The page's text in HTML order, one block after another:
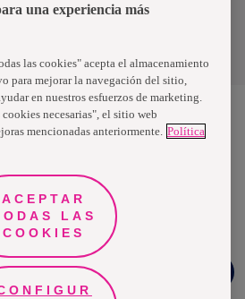
privacidad de datos
- una compañía global líder en
millones de personas, en todo el
por el bienestar en beneficio de
clientes y la sociedad en
150 países bajo las
TENA y Tork, así como otras marcas
Knix, Leukoplast, Libero, Libresse,
Saba, Tempo, TOM Organic y Zewa. En
aproximadamente 13 mil millones de
La sede de la compañía está
y Essity cotiza en Nasdaq Estocolmo.
.
una experiencia más
las cookies" acepta el almacenamiento
para mejorar la navegación del sitio,
en nuestros esfuerzos de marketing.
necesarias", el sitio web
mencionadas anteriormente. Política
ACEPTAR
LAS
COOKIES